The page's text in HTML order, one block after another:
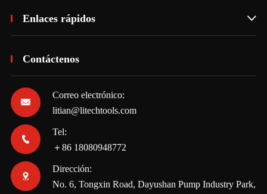
Enlaces rápidos 
Contáctenos

Correo electrónico:
litian@litechtools.com

Tel:
＋86 18080948772

Dirección:
No. 6, Tongxin Road, Dayushan Pump Industry Park,